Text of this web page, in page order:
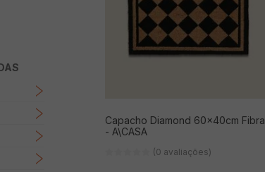
Papel Higienico
Macarrão
Capacho Diamond 60x40cm Fibra
- A\CASA
(0 avaliações)